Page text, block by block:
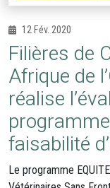
12 Fév. 2020
Filières de
Afrique de
réalise
faisabilité
Le programme